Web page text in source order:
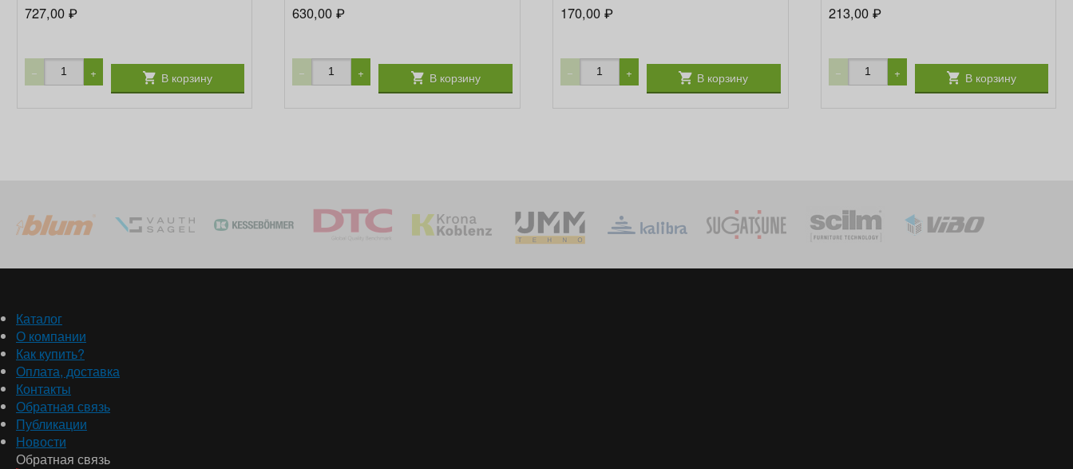
727,00 ₽
− + В корзину
630,00₽
− + В корзину
170,00₽
− + В корзину
213,00 ₽
− + В корзину
Каталог
О компании
Как купить?
Оплата, доставка
Контакты
Обратная связь
Публикации
Новости
Обратная связь